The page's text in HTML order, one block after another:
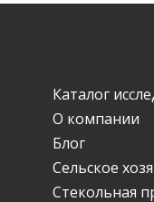
Каталог
О компании
Блог
Сельское
Стекольная